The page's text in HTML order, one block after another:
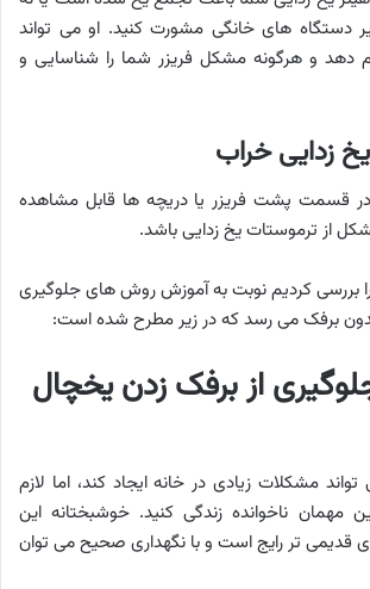
دستگاه های خانگی مشورت کنید. او می تواند
دهد و هرگونه مشکل فریزر شما را شناسایی و
قسمت پشت فریزر یا دریچه ها قابل مشاهده
از ترموستات یخ زدایی باشد.
بررسی کردیم نوبت به آموزش روش های جلوگیری
برفک می رسد که در زیر مطرح شده است:
از برفک زدن یخچال
مشکلات زیادی در خانه ایجاد کند، اما لازم
مهمان ناخوانده زندگی کنید. خوشبختانه این
تر رایج است و با نگهداری صحیح می توان